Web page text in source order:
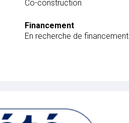
Co-construction
Financement
En recherche de financement